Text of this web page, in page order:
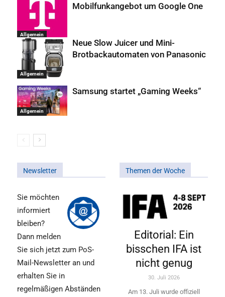
Allgemein
Mobilfunkangebot um Google One
Allgemein
Neue Slow Juicer und Mini-
Brotbackautomaten von Panasonic
Allgemein
Samsung startet „Gaming Weeks“
Newsletter
Sie möchten
informiert
bleiben?
Dann melden
Sie sich jetzt zum PoS-
Mail-Newsletter an und
erhalten Sie in
regelmäßigen Abständen
Themen der Woche
Editorial: Ein
bisschen IFA ist
nicht genug
30. Juli 2026
Am 13. Juli wurde offiziell